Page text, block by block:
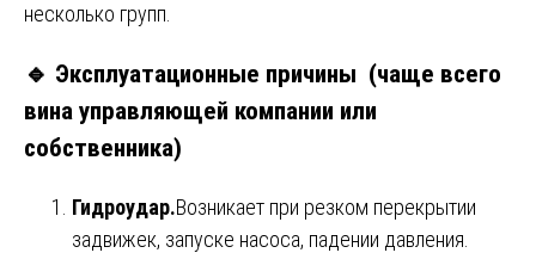
несколько групп.
🔹 Эксплуатационные причины (чаще всего
вина управляющей компании или
собственника)
Гидроудар.Возникает при резком перекрытии
задвижек, запуске насоса, падении давления.